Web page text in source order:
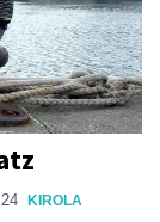
KIROLA